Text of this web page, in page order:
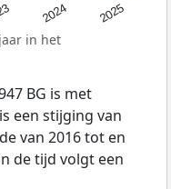
2024 2025
in het
BG is met
een stijging van
van 2016 tot en
de tijd volgt een